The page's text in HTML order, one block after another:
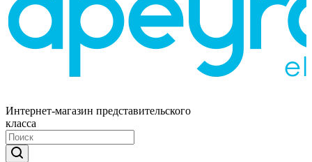
Интернет-магазин представительского
класса